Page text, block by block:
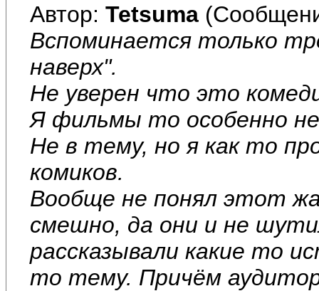
Автор: Tetsuma
Вспоминается только
наверх".
Не уверен что это
Я фильмы то особенно
Не в тему, но я как то
комиков.
Вообще не понял этот
смешно, да они и не
рассказывали какие то
то тему. Причём